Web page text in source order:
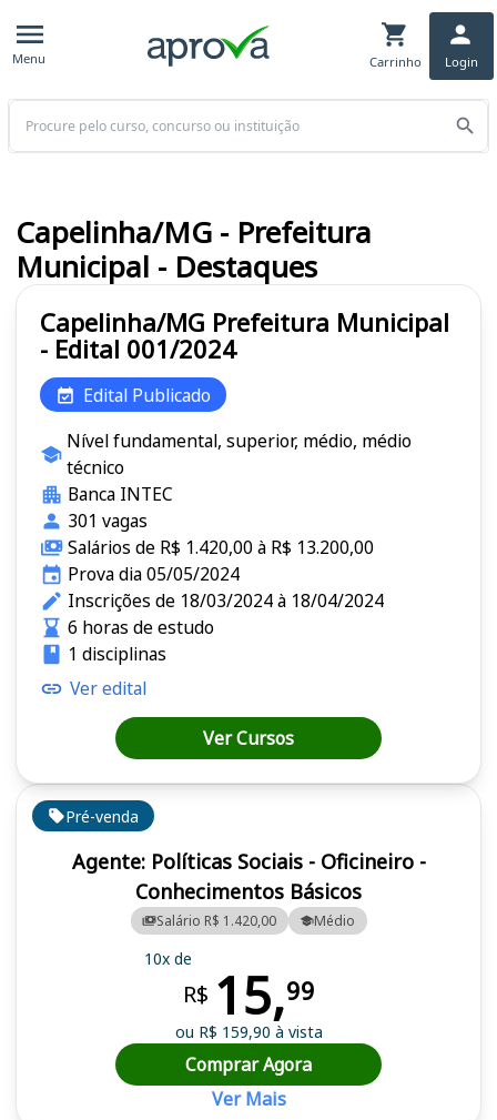
Menu Carrinho Login
Buscar
Pré-venda
Agente: Políticas Sociais - Oficineiro -
Conhecimentos Básicos
Salário R$ 1.420,00 Médio
10x de
R$ 15,99
ou R$ 159,90 à vista
Comprar Agora
Ver Mais
Capelinha/MG Prefeitura Municipal
- Edital 001/2024
Edital Publicado
Nível fundamental, superior, médio, médio
técnico
Banca INTEC
301 vagas
Salários de R$ 1.420,00 à R$ 13.200,00
Prova dia 05/05/2024
Inscrições de 18/03/2024 à 18/04/2024
6 horas de estudo
1 disciplinas
Ver edital
Ver Cursos
Capelinha/MG - Prefeitura
Municipal - Destaques